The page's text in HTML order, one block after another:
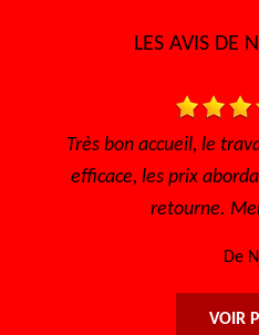
LES AVIS DE
Très bon accueil, le
efficace, les prix
retourne.
De
VOIR